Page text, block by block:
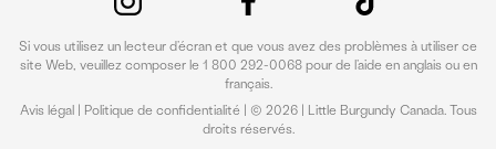
Avis légal| Politique de confidentialité | © 2026 | Little Burgundy Canada. Tous
droits réservés.
Si vous utilisez un lecteur d’écran et que vous avez des problèmes à utiliser ce
site Web, veuillez composer le 1 800 292-0068 pour de l’aide en anglais ou en
français.